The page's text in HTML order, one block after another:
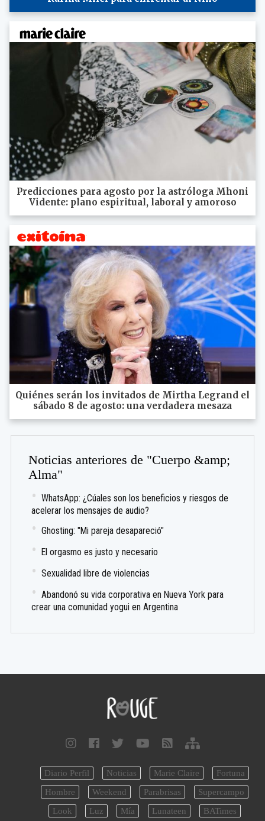
Predicciones para agosto por la astróloga Mhoni
Vidente: plano espiritual, laboral y amoroso
Quiénes serán los invitados de Mirtha Legrand el
sábado 8 de agosto: una verdadera mesaza
Noticias anteriores de "Cuerpo &amp;
Alma"
WhatsApp: ¿Cúales son los beneficios y riesgos de
acelerar los mensajes de audio?
Ghosting: "Mi pareja desapareció"
El orgasmo es justo y necesario
Sexualidad libre de violencias
Abandonó su vida corporativa en Nueva York para
crear una comunidad yogui en Argentina
Diario Perfil Noticias Marie Claire
Fortuna
Hombre
Weekend Parabrisas
Supercampo
Look
Luz Mía Lunateen BATimes